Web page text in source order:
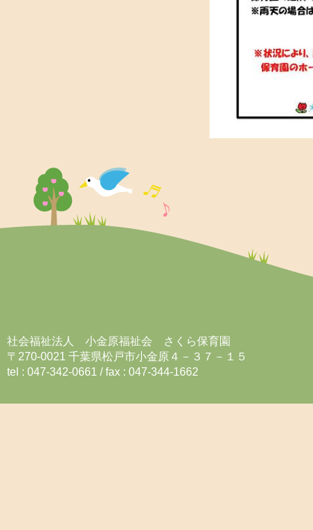
社会福祉法人 小金原福祉会 さくら保育園
〒270-0021 千葉県松戸市小金原４－３７－１５
tel : 047-342-0661 / fax : 047-344-1662